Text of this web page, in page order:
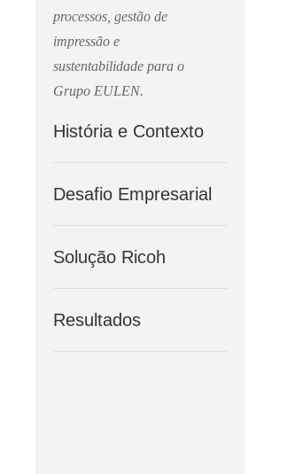
processos, gestão de
impressão e
sustentabilidade para o
Grupo EULEN.
História e Contexto
Desafio Empresarial
Solução Ricoh
Resultados